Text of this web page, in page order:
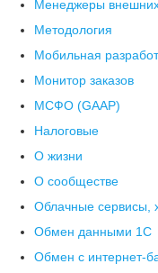
Менеджеры внешних
Методология
Мобильная
Монитор заказов
МСФО (GAAP)
Налоговые
О жизни
О сообществе
Облачные сервисы,
Обмен данными 1С
Обмен с интернет-